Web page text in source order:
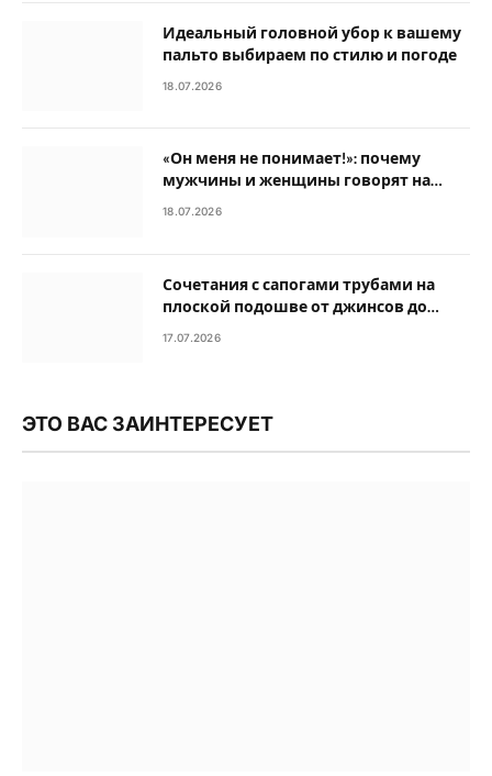
Идеальный головной убор к вашему
пальто выбираем по стилю и погоде
18.07.2026
«Он меня не понимает!»: почему
мужчины и женщины говорят на
разных языках
18.07.2026
Сочетания с сапогами трубами на
плоской подошве от джинсов до
платьев
17.07.2026
ЭТО ВАС ЗАИНТЕРЕСУЕТ